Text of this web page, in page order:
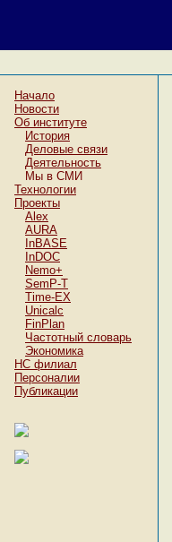
Начало
Новости
Об институте
История
Деловые связи
Деятельность
Мы в СМИ
Технологии
Проекты
Alex
AURA
InBASE
InDOC
Nemo+
SemP-T
Time-EX
Unicalc
FinPlan
Частотный словарь
Экономика
НC филиал
Персоналии
Публикации